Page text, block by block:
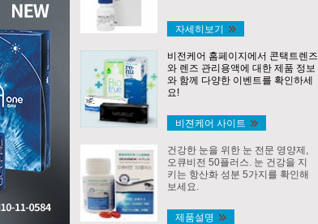
자세히보기
비전케어 홈페이지에서 콘택트렌즈
와 렌즈 관리용액에 대한 제품 정보
와 함께 다양한 이벤트를 확인하세
요!
비젼케어 사이트
건강한 눈을 위한 눈 전문 영양제,
오큐비전 50플러스. 눈 건강을 지
키는 항산화 성분 5가지를 확인해
보세요.
제품설명